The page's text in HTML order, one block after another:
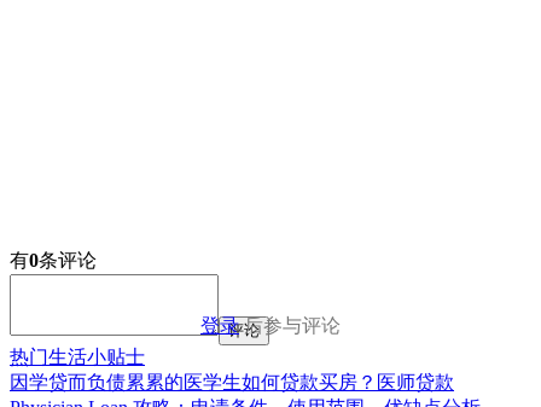
有0条评论
登录后参与评论
评论
热门生活小贴士
因学贷而负债累累的医学生如何贷款买房？医师贷款